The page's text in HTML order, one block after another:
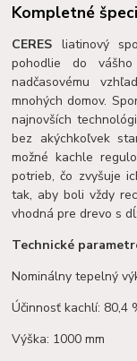
Kompletné
CERES liatinový
pohodlie do
nadčasovému
mnohých domov.
najnovších
bez akýchkoľvek
možné kachle
potrieb, čo zvyšuje
tak, aby boli vždy
vhodná pre drevo s
Technické
Nominálny tepelný
Účinnosť kachlí: 80,4
Výška: 1000 mm